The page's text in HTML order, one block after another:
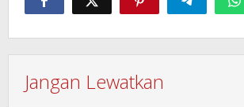
Jangan Lewatkan